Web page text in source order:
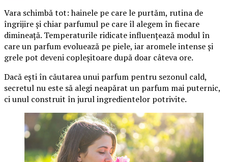
Vara schimbă tot: hainele pe care le purtăm, rutina de
îngrijire și chiar parfumul pe care îl alegem în fiecare
dimineață. Temperaturile ridicate influențează modul în
care un parfum evoluează pe piele, iar aromele intense și
grele pot deveni copleșitoare după doar câteva ore.
Dacă ești în căutarea unui parfum pentru sezonul cald,
secretul nu este să alegi neapărat un parfum mai puternic,
ci unul construit în jurul ingredientelor potrivite.